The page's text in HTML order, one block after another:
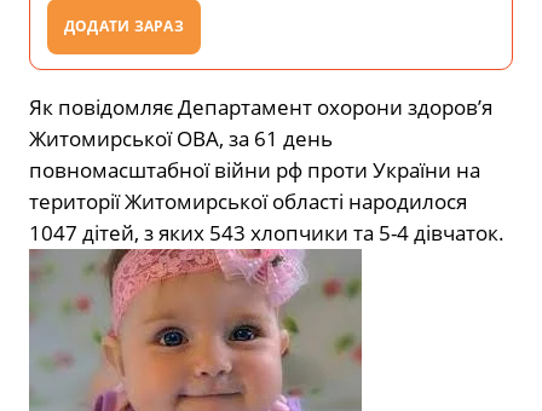
ДОДАТИ ЗАРАЗ
Як повідомляє Департамент охорони здоров’я
Житомирської ОВА, за 61 день
повномасштабної війни рф проти України на
території Житомирської області народилося
1047 дітей, з яких 543 хлопчики та 5-4 дівчаток.